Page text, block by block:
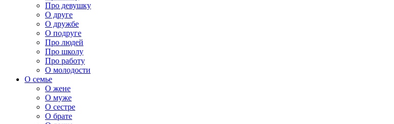
Про девушку
О друге
О дружбе
О подруге
Про людей
Про школу
Про работу
О молодости
О семье
О жене
О муже
О сестре
О брате